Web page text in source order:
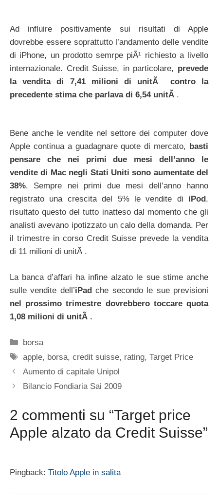
Ad influire positivamente sui risultati di Apple
dovrebbe essere soprattutto l’andamento delle vendite
di iPhone, un prodotto semrpe piÃ¹ richiesto a livello
internazionale. Credit Suisse, in particolare, prevede
la vendita di 7,41 milioni di unitÃ contro la
precedente stima che parlava di 6,54 unitÃ .
Bene anche le vendite nel settore dei computer dove
Apple continua a guadagnare quote di mercato, basti
pensare che nei primi due mesi dell’anno le
vendite di Mac negli Stati Uniti sono aumentate del
38%. Sempre nei primi due mesi dell’anno hanno
registrato una crescita del 5% le vendite di iPod ,
risultato questo del tutto inatteso dal momento che gli
analisti avevano ipotizzato un calo della domanda. Per
il trimestre in corso Credit Suisse prevede la vendita
di 11 milioni di unitÃ .
La banca d’affari ha infine alzato le sue stime anche
sulle vendite dell’iPadche secondo le sue previsioni
nel prossimo trimestre dovrebbero toccare quota
1,08 milioni di unitÃ .
Categorie
borsa
Tag
apple, borsa,credit suisse, rating,Target Price
Aumento di capitale Unipol
Bilancio Fondiaria Sai 2009
2 commenti su “Target price
Apple alzato da Credit Suisse”
Pingback: Titolo Apple in salita